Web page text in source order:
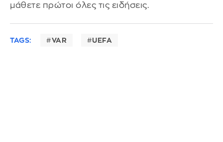
μάθετε πρώτοι όλες τις ειδήσεις.
TAGS: VAR UEFA